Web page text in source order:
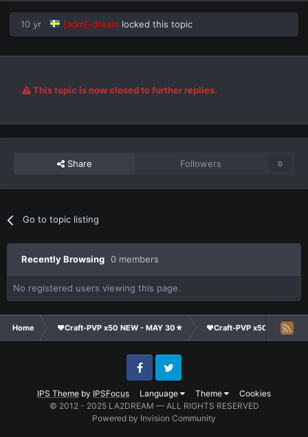
10 yr [adm]-dream locked this topic
This topic is now closed to further replies.
Share Followers 0
Go to topic listing
Recently Browsing 0 members
No registered users viewing this page.
Home ❤Craft-PVP x50 NEW - MAY 30★ ❤Craft-PVP x50★
IPS Theme by IPSFocus Language Theme Cookies
FacebookTwitter
© 2012 - 2025 LA2DREAM — ALL RIGHTS RESERVED
Powered by Invision Community